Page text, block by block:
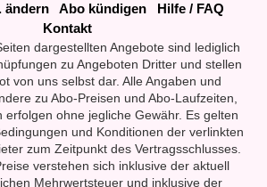
ändern
Abo kündigen
Hilfe / FAQ
Kontakt
dargestellten Angebote sind lediglich
zu Angeboten Dritter und stellen
von uns selbst dar. Alle Angaben und
zu Abo-Preisen und Abo-Laufzeiten,
erfolgen ohne jegliche Gewähr. Es gelten
und Konditionen der verlinkten
zum Zeitpunkt des Vertragsschlusses.
verstehen sich inklusive der aktuell
Mehrwertsteuer und inklusive der